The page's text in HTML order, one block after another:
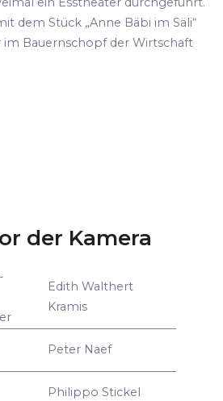
dem Stück „Anne Bäbi im Säli“
im Bauernschopf der Wirtschaft
der Kamera
Edith Walthert
Kramis
Peter Naef
Philippo Stickel